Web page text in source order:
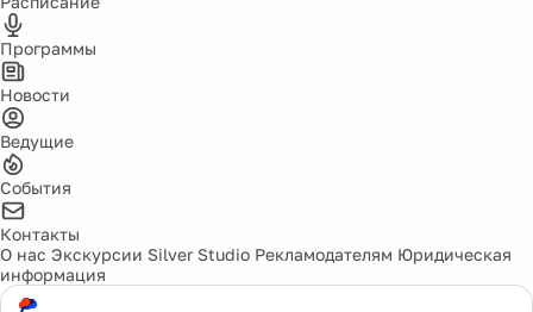
Программы
Новости
Ведущие
События
Контакты
О нас Экскурсии Silver Studio Рекламодателям Юридическая
информация